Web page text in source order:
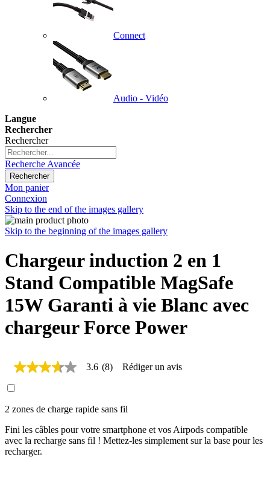
Connect
Audio - Vidéo
Langue
Rechercher
Rechercher
Recherche Avancée
Rechercher
Mon panier
Connexion
Skip to the end of the images gallery
Skip to the beginning of the images gallery
Chargeur induction 2 en 1
Stand Compatible MagSafe
15W Garanti à vie Blanc avec
chargeur Force Power
3.6
sur
valeur
la
note
moyenne.
Read
3.6 (8) Rédiger un avis
2 zones de charge rapide sans fil
Fini les câbles pour votre smartphone et vos Airpods compatible
avec la recharge sans fil ! Mettez-les simplement sur la base pour les
recharger.